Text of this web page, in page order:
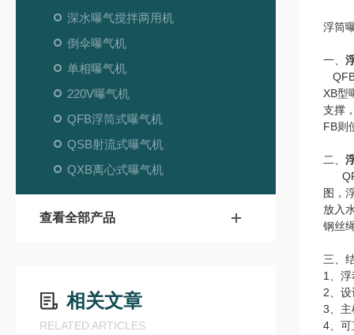
深水曝气搅拌两用机
倒伞曝气机
单相曝气机
220V曝气机
QFB浮筒式曝气机
QSB射流式曝气机
QXB离心式曝气机
查看全部产品
相关文章
RELATED ARTICLES
浮筒
一、
XB型
支撑
FB则
二、
图，
放入
钢丝
三、
1、
2、
3、主
4、可